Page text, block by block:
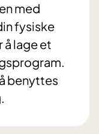
med
fysiske
å lage et
benyttes